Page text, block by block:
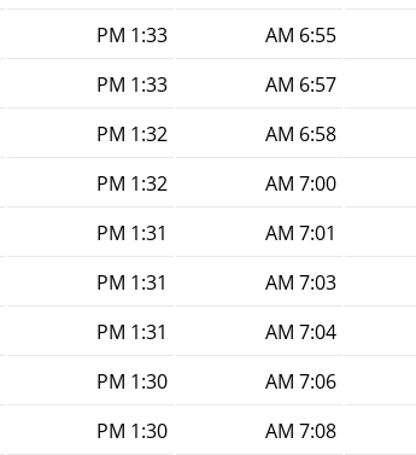
6:55 AM
1:33 PM
6:57 AM
1:33 PM
6:58 AM
1:32 PM
7:00 AM
1:32 PM
7:01 AM
1:31 PM
7:03 AM
1:31 PM
7:04 AM
1:31 PM
7:06 AM
1:30 PM
7:08 AM
1:30 PM